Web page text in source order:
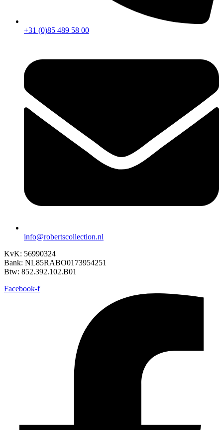
+31 (0)85 489 58 00
info@robertscollection.nl
KvK: 56990324
Bank: NL85RABO0173954251
Btw: 852.392.102.B01
Facebook-f